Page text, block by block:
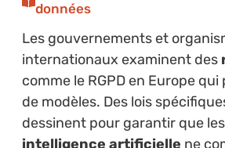
données
Les gouvernements et
internationaux examinent des
comme le RGPD en Europe
de modèles. Des lois
dessinent pour garantir que les
intelligence artificielle ne